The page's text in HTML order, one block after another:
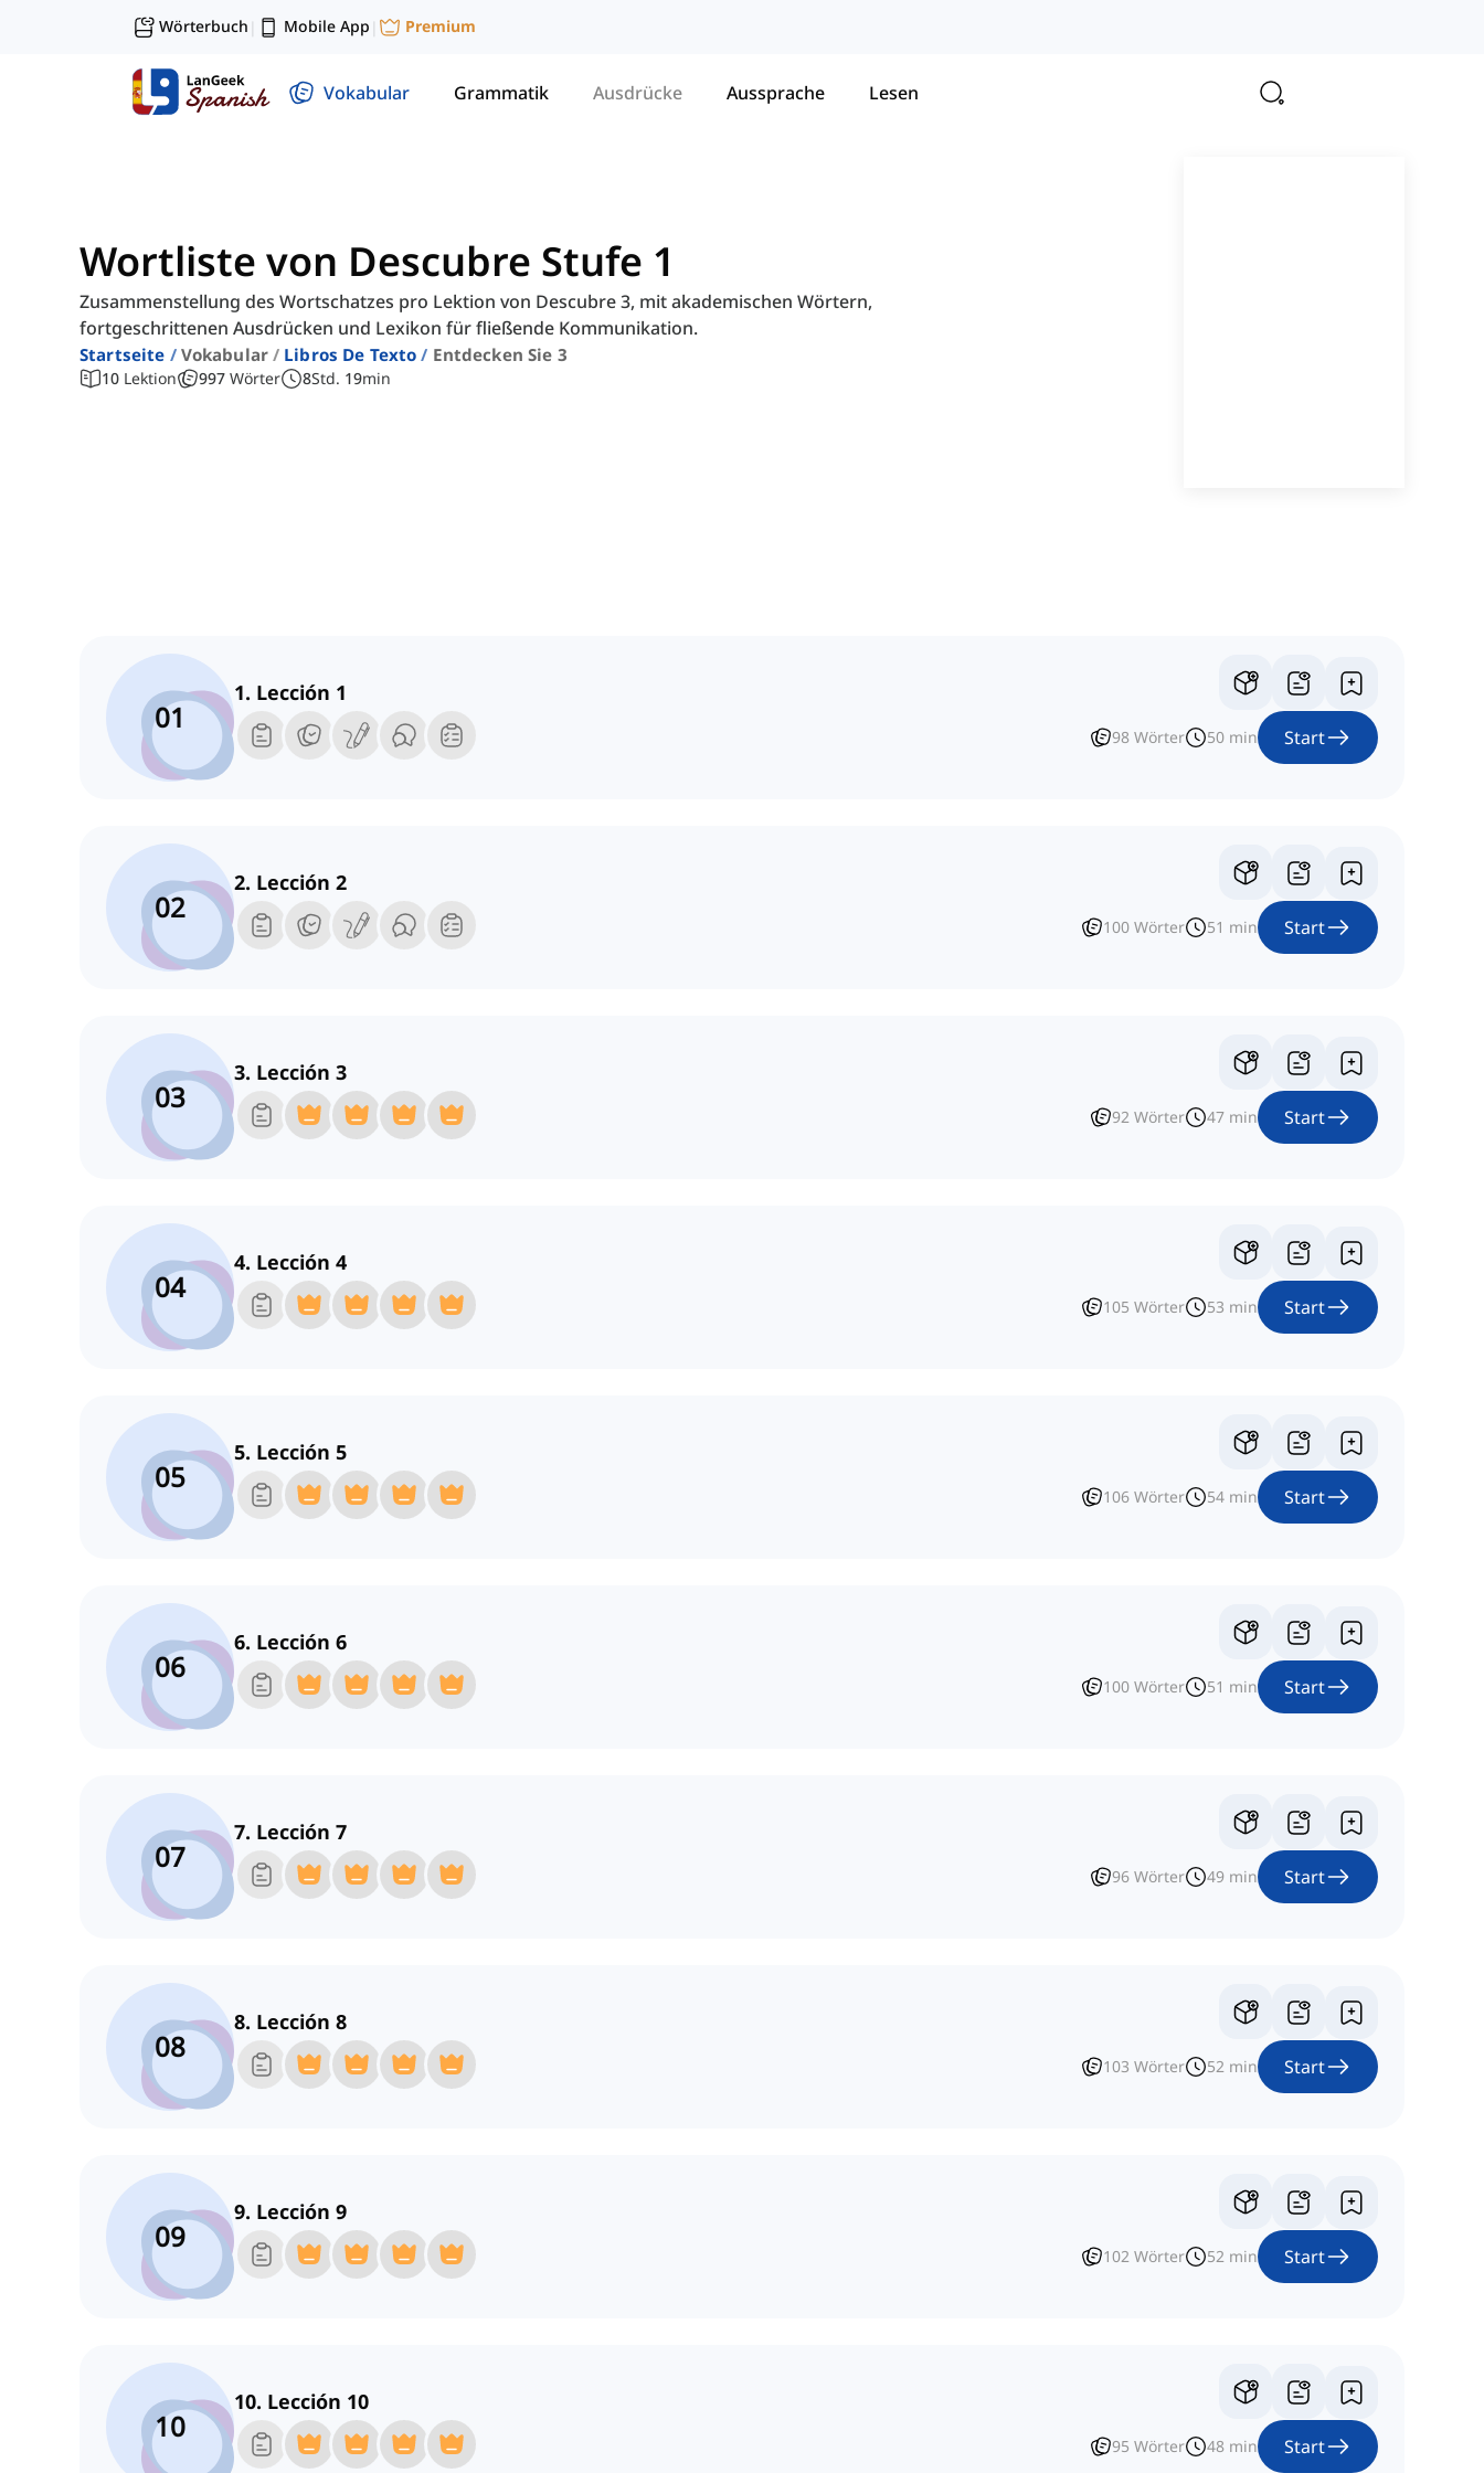
Wörterbuch | Mobile App | Premium
Vokabular Grammatik Ausdrücke Aussprache Lesen
Wortliste von Descubre Stufe 1
Zusammenstellung des Wortschatzes pro Lektion von Descubre 3, mit akademischen Wörtern,
fortgeschrittenen Ausdrücken und Lexikon für fließende Kommunikation.
Startseite Vokabular Libros De Texto Entdecken Sie 3
10 Lektion 997 Wörter 8Std. 19min
01
1. Lección 1
98 Wörter 50 min Start
02
2. Lección 2
100 Wörter 51 min Start
03
3. Lección 3
92 Wörter 47 min Start
04
4. Lección 4
105 Wörter 53 min Start
05
5. Lección 5
106 Wörter 54 min Start
06
6. Lección 6
100 Wörter 51 min Start
07
7. Lección 7
96 Wörter 49 min Start
08
8. Lección 8
103 Wörter 52 min Start
09
9. Lección 9
102 Wörter 52 min Start
10
10. Lección 10
95 Wörter 48 min Start